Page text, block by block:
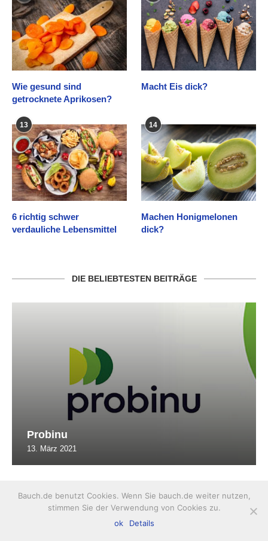
Wie gesund sind
getrocknete Aprikosen?
Macht Eis dick?
13
6 richtig schwer
verdauliche Lebensmittel
14
Machen Honigmelonen
dick?
DIE BELIEBTESTEN BEITRÄGE
Probinu
13. März 2021
FITNESS FÜR DEN BAUCH
Bauch.de benutzt Cookies. Wenn Sie bauch.de weiter nutzen,
stimmen Sie der Verwendung von Cookies zu.
ok
Details